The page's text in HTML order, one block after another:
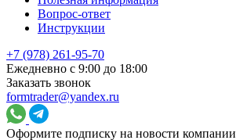
Вопрос-ответ
Инструкции
+7 (978) 261-95-70
Ежедневно с 9:00 до 18:00
Заказать звонок
formtrader@yandex.ru
Оформите подписку на новости компании